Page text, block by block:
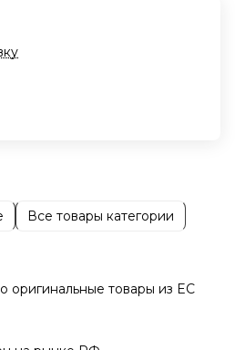
Все товары категории
оригинальные товары из EC